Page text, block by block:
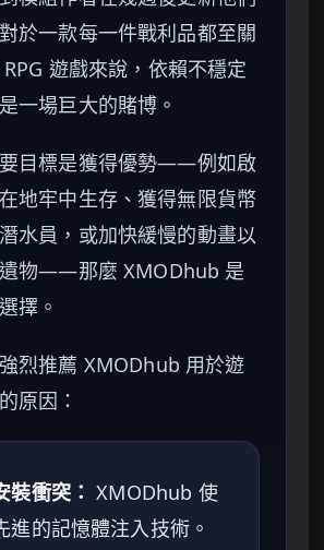
於一款每一件戰利品都至關
遊戲來說，依賴不穩定
一場巨大的賭博。
目標是獲得優勢——例如啟
地牢中生存、獲得無限貨幣
水員，或加快緩慢的動畫以
物——那麼 XMODhub 是
擇。
烈推薦 XMODhub 用於遊
原因：
裝衝突： XMODhub 使
進的記憶體注入技術。